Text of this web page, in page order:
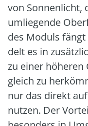
von Son­nen­licht,
umlie­gen­de
des Moduls
delt es in
zu einer
gleich zu
nur das direkt
nut­zen. Der